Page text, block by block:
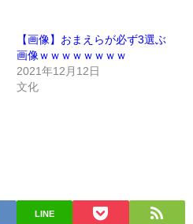
【画像】おまえらが必ず3選ぶ
画像ｗｗｗｗｗｗｗｗ
2021年12月12日
文化
LINE